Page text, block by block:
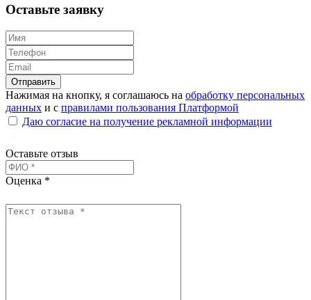
Оставьте заявку
Отправить
Нажимая на кнопку, я соглашаюсь на обработку персональных
данных и с правилами пользования Платформой
Даю согласие на получение рекламной информации
Оставьте отзыв
Оценка *